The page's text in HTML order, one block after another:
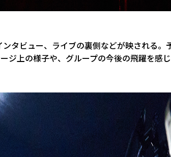
タビュー、ライブの裏側などが映される。
ジ上の様子や、グループの今後の飛躍を感